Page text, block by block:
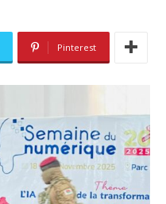
Pinterest